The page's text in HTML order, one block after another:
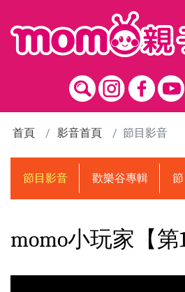
首頁 影音首頁 節目影音
節目影音 歡樂谷專輯
momo小玩家【第